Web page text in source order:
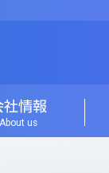
社情報
us